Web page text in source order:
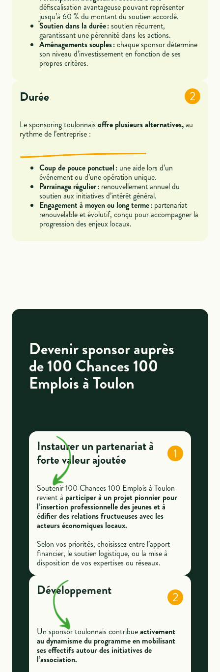
défiscalisation avantageuse pouvant représenter
jusqu’à 60 % du montant du soutien accordé.
Soutien dans la durée :soutien récurrent,
garantissant une pérennité dans les actions.
Aménagements souples :chaque sponsor détermine
son niveau d’investissement en fonction de ses
propres critères.
Durée 2
Le sponsoring toulonnaisoffre plusieurs alternatives,au
rythme de l’entreprise :
Coup de pouce ponctuel : une aide lors d’un
événement ou d’une opération unique.
Parrainage régulier : renouvellement annuel du
soutien aux initiatives d’intérêt général.
Engagement à moyen ou long terme : partenariat
renouvelable et évolutif, conçu pour accompagner la
progression des enjeux locaux.
Devenir sponsor auprès
de 100 Chances 100
Emplois à Toulon
Instaurer un partenariat à
forte valeur ajoutée
1
Soutenir 100 Chances 100 Emplois à Toulon
revient à participer à un projet pionnier pour
l’insertion professionnelle des jeunes et à
édifier des relations fructueuses avec les
acteurs économiques locaux.
Selon vos priorités, choisissez entre l’apport
financier, le soutien logistique, ou la mise à
disposition de vos expertises ou réseaux.
Développement 2
Un sponsor toulonnais contribueactivement
au dynamisme du programme en mobilisant
ses effectifs autour des initiatives de
l’association.